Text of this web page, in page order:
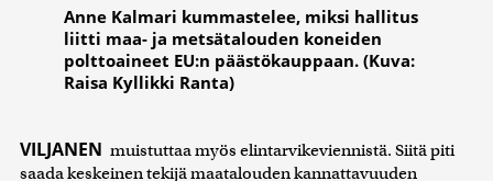
Anne Kalmari kummastelee, miksi hallitus
liitti maa- ja metsätalouden koneiden
polttoaineet EU:n päästökauppaan. (Kuva:
Raisa Kyllikki Ranta)
VILJANEN muistuttaa myös elintarvikeviennistä. Siitä piti
saada keskeinen tekijä maatalouden kannattavuuden